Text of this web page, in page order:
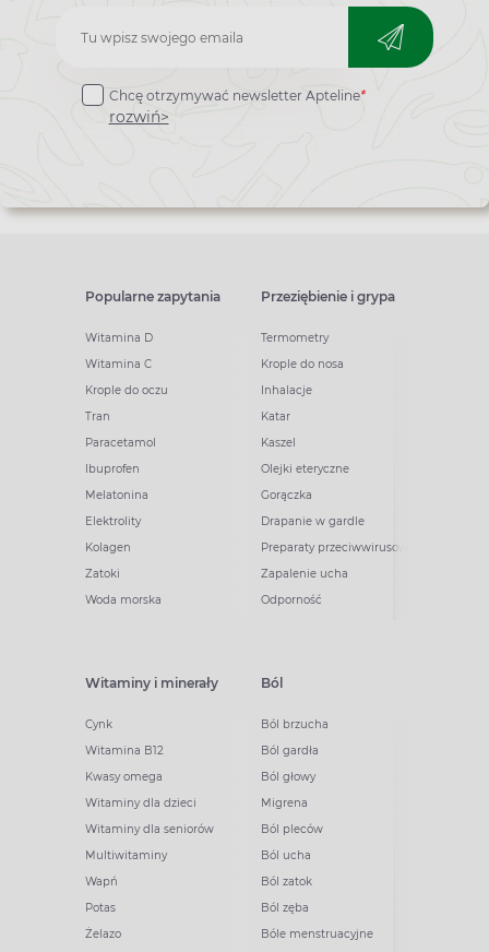
Zapisz
do
newslettera
Chcę otrzymywać newsletter Apteline*
rozwiń>
Popularne zapytania
Witamina D
Witamina C
Krople do oczu
Tran
Paracetamol
Ibuprofen
Melatonina
Elektrolity
Kolagen
Zatoki
Woda morska
Przeziębienie i grypa
Termometry
Krople do nosa
Inhalacje
Katar
Kaszel
Olejki eteryczne
Gorączka
Drapanie w gardle
Preparaty przeciwwirusowe
Zapalenie ucha
Odporność
Witaminy i minerały
Cynk
Witamina B12
Kwasy omega
Witaminy dla dzieci
Witaminy dla seniorów
Multiwitaminy
Wapń
Potas
Żelazo
Ból
Ból brzucha
Ból gardła
Ból głowy
Migrena
Ból pleców
Ból ucha
Ból zatok
Ból zęba
Bóle menstruacyjne